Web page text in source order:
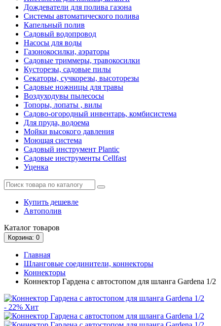
Дождеватели для полива газона
Системы автоматического полива
Капельный полив
Садовый водопровод
Насосы для воды
Газонокосилки, аэраторы
Садовые триммеры, травокосилки
Кусторезы, садовые пилы
Секаторы, сучкорезы, высоторезы
Садовые ножницы для травы
Воздуходувы пылесосы
Топоры, лопаты , вилы
Садово-огородный инвентарь, комбисистема
Для пруда, водоема
Мойки высокого давления
Моющая система
Садовый инструмент Plantic
Садовые инструменты Cellfast
Уценка
Купить дешевле
Автополив
Каталог товаров
Корзина: 0
Главная
Шланговые соединители, коннекторы
Коннекторы
Коннектор Гардена с автостопом для шланга Gardena 1/2
- 22% Хит